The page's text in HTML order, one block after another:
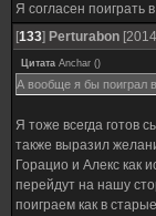
Я согласен поиграть
[133] Perturabon
Цитата Anchar ()
А вообще я бы поиграл
Я тоже всегда готов
также выразил
Горацио и Алекс как
перейдут на нашу
поиграем как в